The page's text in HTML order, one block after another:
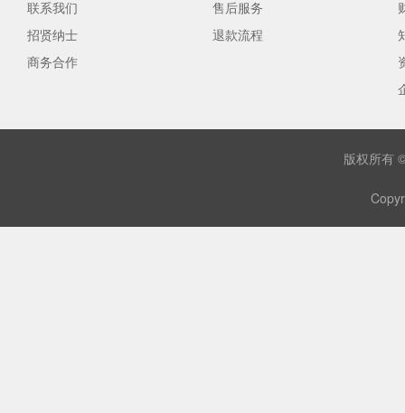
联系我们
招贤纳士
商务合作
售后服务
退款流程
版权所有